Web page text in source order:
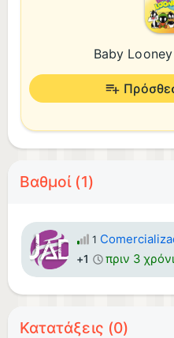
Baby
Βαθμοί (1)
1
+1 πριν 3
Κατατάξεις (0)